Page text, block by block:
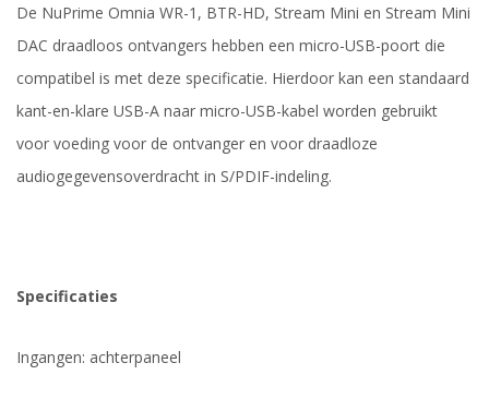
De NuPrime Omnia WR-1, BTR-HD, Stream Mini en Stream Mini
DAC draadloos ontvangers hebben een micro-USB-poort die
compatibel is met deze specificatie. Hierdoor kan een standaard
kant-en-klare USB-A naar micro-USB-kabel worden gebruikt
voor voeding voor de ontvanger en voor draadloze
audiogegevensoverdracht in S/PDIF-indeling.
Specificaties
Ingangen: achterpaneel